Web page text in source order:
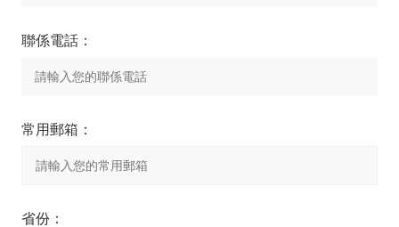
聯係電話：
常用郵箱：
省份：